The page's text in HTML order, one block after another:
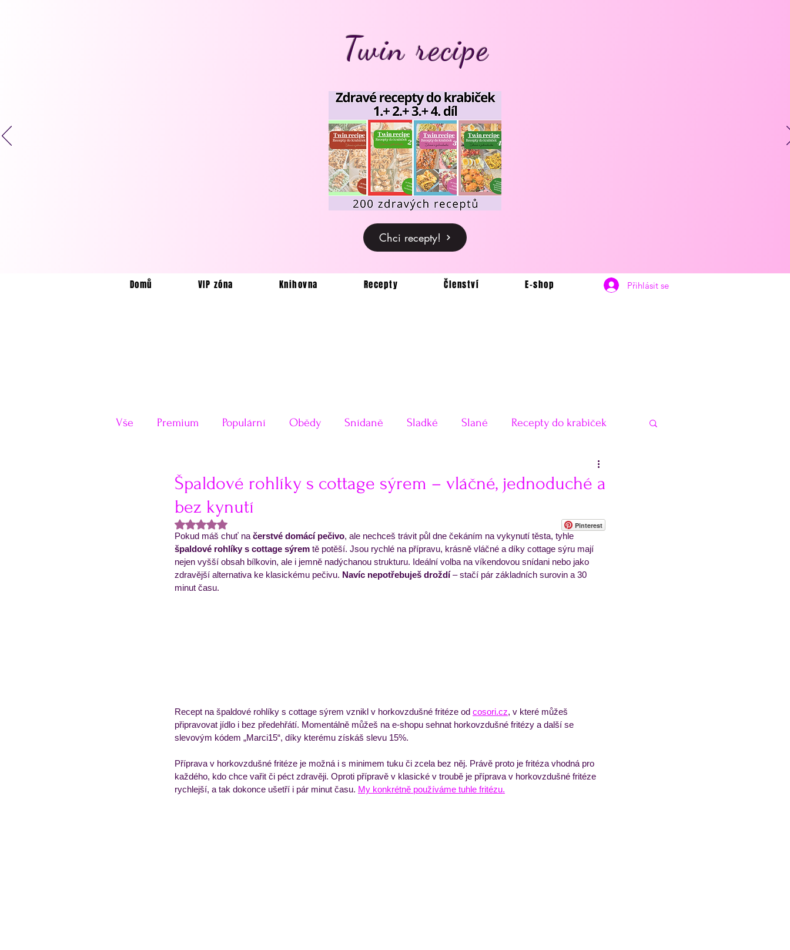
Twin recipe
Chci recepty!
Domů VIP zóna Knihovna Recepty Členství E-shop Přihlásit se
Vše Premium Populární Obědy Snídaně Sladké Slané Recepty do krabiček
Vánoce
Velikonoce Valentýn Příkladové jídelníčky na hubnutí
Obědový jídelníček Týdenní příkladový jídelníček Večeře Zmrzliny a sorbety Pečivo
Špaldové rohlíky s cottage sýrem – vláčné, jednoduché a
bez kynutí
Hodnoceno NaN z 5 hvězdiček.
Pokud máš chuť na čerstvé domácí pečivo, ale nechceš trávit půl dne čekáním na vykynutí těsta, tyhle
špaldové rohlíky s cottage sýrem tě potěší. Jsou rychlé na přípravu, krásně vláčné a díky cottage sýru mají
nejen vyšší obsah bílkovin, ale i jemně nadýchanou strukturu. Ideální volba na víkendovou snídani nebo jako
zdravější alternativa ke klasickému pečivu. Navíc nepotřebuješ droždí – stačí pár základních surovin a 30
minut času.
Recept na špaldové rohlíky s cottage sýrem vznikl v horkovzdušné fritéze od cosori.cz, v které můžeš
připravovat jídlo i bez předehřátí. Momentálně můžeš na e-shopu sehnat horkovzdušné fritézy a další se
slevovým kódem „Marci15“, díky kterému získáš slevu 15%.
Příprava v horkovzdušné fritéze je možná i s minimem tuku či zcela bez něj. Právě proto je fritéza vhodná pro
každého, kdo chce vařit či péct zdravěji. Oproti přípravě v klasické v troubě je příprava v horkovzdušné fritéze
rychlejší, a tak dokonce ušetří i pár minut času. My konkrétně používáme tuhle fritézu.
Pinterest